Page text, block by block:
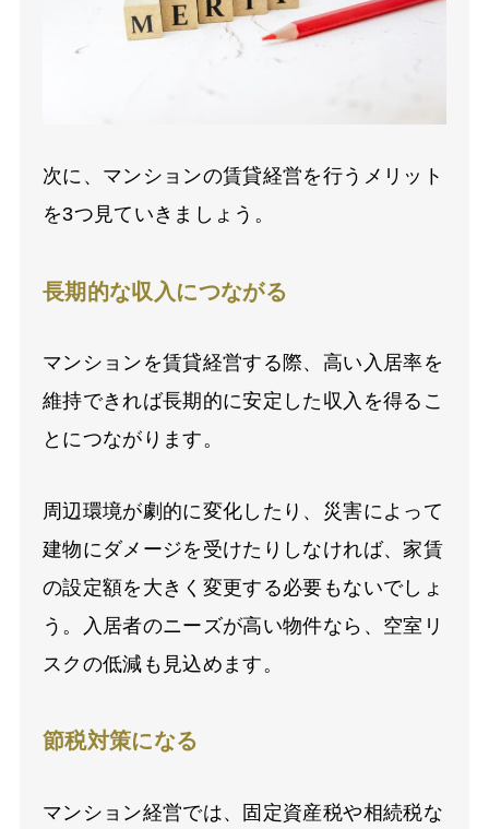
次に、マンションの賃貸経営を行うメリット
を3つ見ていきましょう。
長期的な収入につながる
マンションを賃貸経営する際、高い入居率を
維持できれば長期的に安定した収入を得るこ
とにつながります。
周辺環境が劇的に変化したり、災害によって
建物にダメージを受けたりしなければ、家賃
の設定額を大きく変更する必要もないでしょ
う。入居者のニーズが高い物件なら、空室リ
スクの低減も見込めます。
節税対策になる
マンション経営では、固定資産税や相続税な